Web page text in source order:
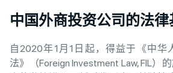
中国外商投资公司的法律
自2020年1月1日起，得益于《中华
法》（Foreign Investment Law, FIL）